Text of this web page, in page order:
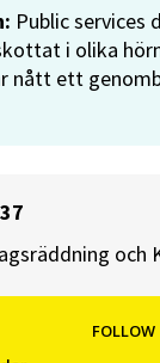
Public services
i olika
nått ett
och